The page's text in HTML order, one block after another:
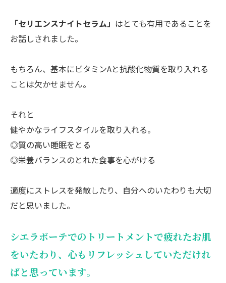
「セリエンスナイトセラム」 はとても有用であることを
お話しされました。
もちろん、 基本にビタミンAと抗酸化物質を取り入れる
ことは欠かせません。
それと
健やかなライフスタイルを取り入れる。
◎質の高い睡眠をとる
◎栄養バランスのとれた食事を心がける
適度にストレスを発散したり、 自分へのいたわりも大切
だと思いました。
シエラボーテでのトリートメントで疲れたお肌
をいたわり、 心もリフレッシュしていただけれ
ばと思っています。